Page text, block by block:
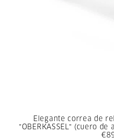
Elegante correa de
"OBERKASSEL" (cuero